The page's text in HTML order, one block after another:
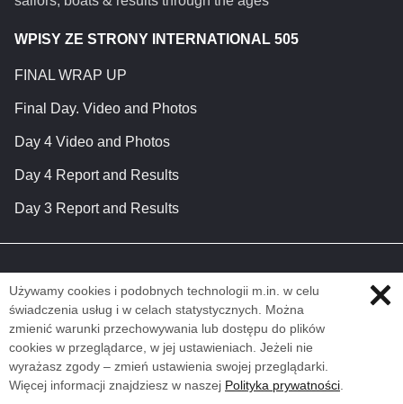
WPISY ZE STRONY INTERNATIONAL 505
FINAL WRAP UP
Final Day. Video and Photos
Day 4 Video and Photos
Day 4 Report and Results
Day 3 Report and Results
Używamy cookies i podobnych technologii m.in. w celu
świadczenia usług i w celach statystycznych. Można
zmienić warunki przechowywania lub dostępu do plików
cookies w przeglądarce, w jej ustawieniach. Jeżeli nie
wyrażasz zgody – zmień ustawienia swojej przeglądarki.
Więcej informacji znajdziesz w naszej Polityka prywatności